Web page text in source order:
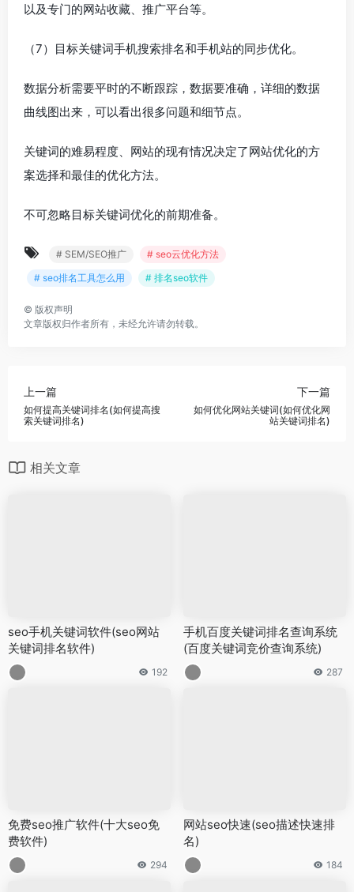
以及专门的网站收藏、推广平台等。
（7）目标关键词手机搜索排名和手机站的同步优化。
数据分析需要平时的不断跟踪，数据要准确，详细的数据
曲线图出来，可以看出很多问题和细节点。
关键词的难易程度、网站的现有情况决定了网站优化的方
案选择和最佳的优化方法。
不可忽略目标关键词优化的前期准备。
# SEM/SEO推广
# seo云优化方法
# seo排名工具怎么用
# 排名seo软件
© 版权声明
文章版权归作者所有，未经允许请勿转载。
上一篇
如何提高关键词排名(如何提高搜
索关键词排名)
下一篇
如何优化网站关键词(如何优化网
站关键词排名)
相关文章
seo手机关键词软件(seo网站
关键词排名软件)
192
手机百度关键词排名查询系统
(百度关键词竞价查询系统)
287
免费seo推广软件(十大seo免
费软件)
294
网站seo快速(seo描述快速排
名)
184